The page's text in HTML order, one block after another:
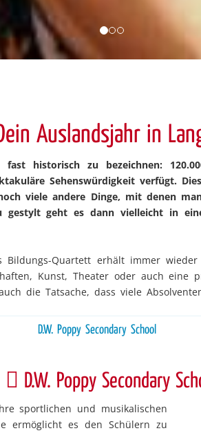
Auslandsjahr in
fast historisch zu bezeichnen:
Sehenswürdigkeit verfügt.
viele andere Dinge, mit denen
gestylt geht es dann vielleicht in
Quartett erhält immer
Kunst, Theater oder auch
die Tatsache, dass viele
D.W. Poppy Secondary School
D.W. Poppy Secondary
sportlichen und musikalischen
ermöglicht es den Schülern zu